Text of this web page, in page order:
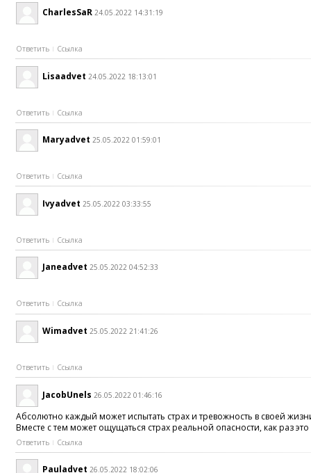
CharlesSaR 24.05.2022 14:31:19
Ответить Ссылка
Lisaadvet 24.05.2022 18:13:01
Ответить Ссылка
Maryadvet 25.05.2022 01:59:01
Ответить Ссылка
Ivyadvet 25.05.2022 03:33:55
Ответить Ссылка
Janeadvet 25.05.2022 04:52:33
Ответить Ссылка
Wimadvet 25.05.2022 21:41:26
Ответить Ссылка
JacobUnels 26.05.2022 01:46:16
Абсолютно каждый может испытать страх и тревожность в своей
Вместе с тем может ощущаться страх реальной опасности, как раз
Ответить Ссылка
Pauladvet 26.05.2022 18:02:06